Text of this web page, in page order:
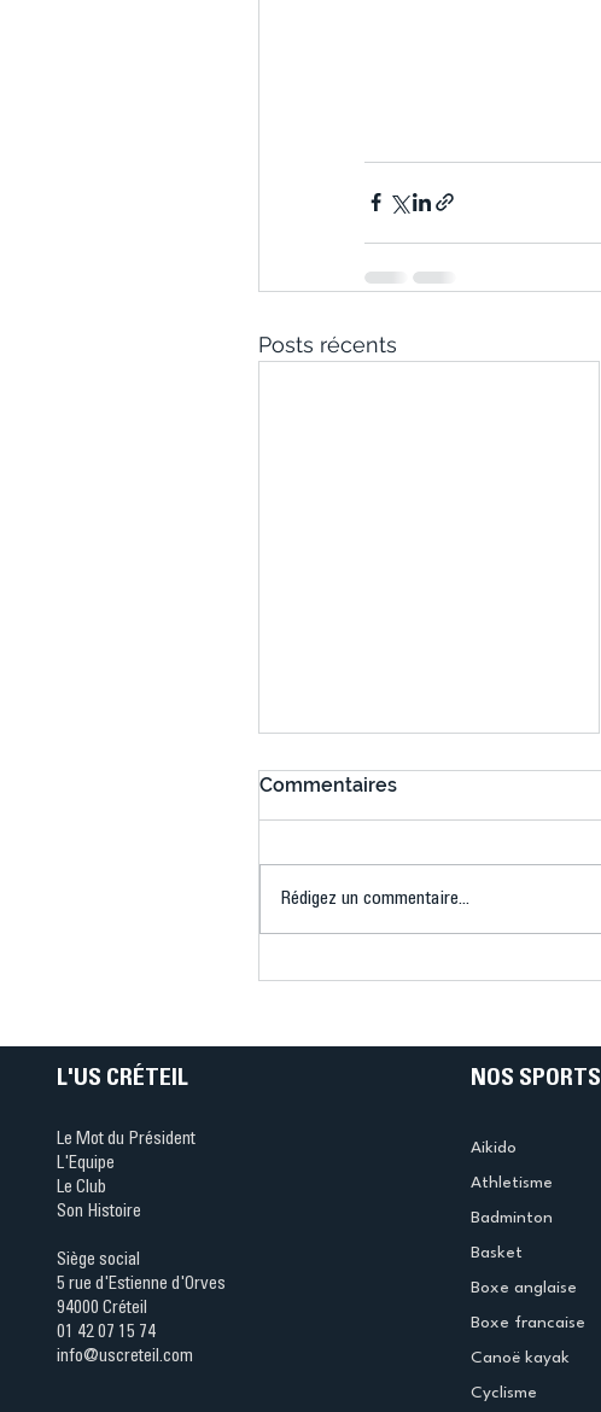
Posts récents
Ping ? Quand le tennis de
Commentaires
Rédigez un commentaire...
L'US CRÉTEIL
Le Mot du Président
L'Equipe
Le Club
Son Histoire
Siège social
5 rue d'Estienne d'Orves
94000 Créteil
01 42 07 15 74
info@uscreteil.com
NOS SPORTS
Aikido
Athletisme
Badminton
Basket
Boxe anglaise
Boxe francaise
Canoë kayak
Cyclisme